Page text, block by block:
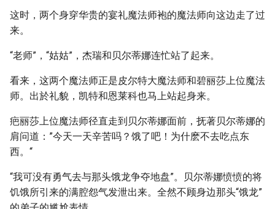
这时，两个身穿华贵的宴礼魔法师袍的魔法师向这边走了过
来。
“老师”，“姑姑”，杰瑞和贝尔蒂娜连忙站了起来。
看来，这两个魔法师正是皮尔特大魔法师和碧丽莎上位魔法
师。出於礼貌，凯特和恩莱科也马上站起身来。
疤丽莎上位魔法师径直走到贝尔蒂娜面前，抚著贝尔蒂娜的
肩问道：”今天一天辛苦吗？饿了吧！为什麽不去吃点东
西。“
“我可没有勇气去与那头饿龙争夺地盘”。贝尔蒂娜愤愤的将
饥饿所引来的满腔怨气发泄出来。全然不顾身边那头“饿龙”